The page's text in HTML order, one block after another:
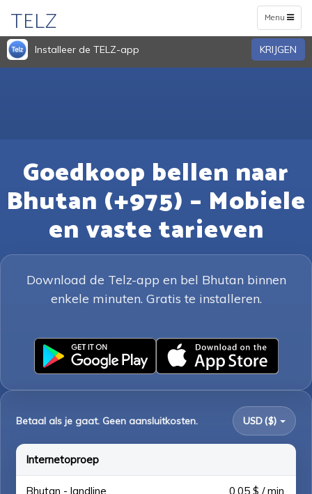
Toggle
navigation
Menu
TELZ
Installeer de TELZ-app KRIJGEN
Goedkoop bellen naar
Bhutan (+975) – Mobiele
en vaste tarieven
Download de Telz-app en bel Bhutan binnen
enkele minuten. Gratis te installeren.
Betaal als je gaat. Geen aansluitkosten. USD ($)
Internetoproep
Bhutan - landline 0,05 $ / min.